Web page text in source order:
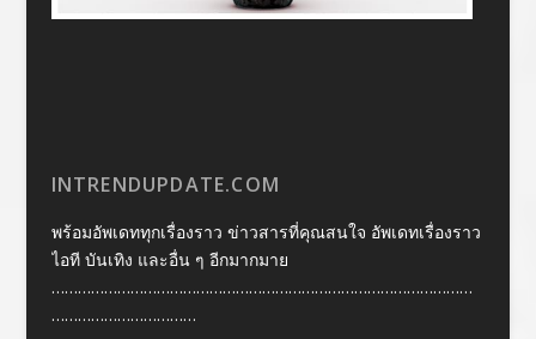
INTRENDUPDATE.COM
พร้อมอัพเดททุกเรื่องราว ข่าวสารที่คุณสนใจ อัพเดทเรื่องราว
ไอที บันเทิง และอื่น ๆ อีกมากมาย
……………………………………………………………………………………
……………………………